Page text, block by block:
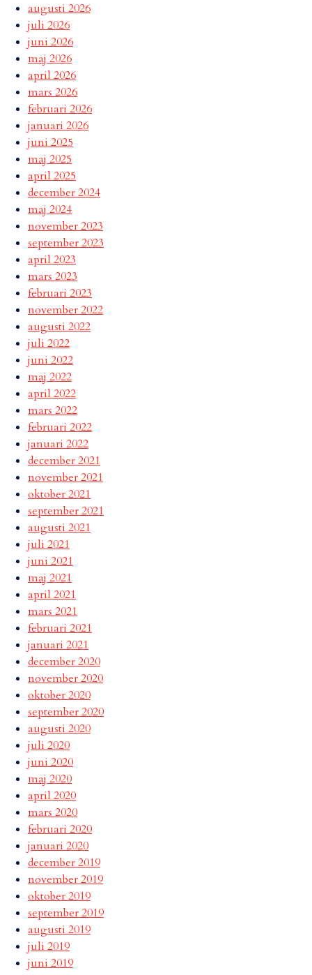
augusti 2026
juli 2026
juni 2026
maj 2026
april 2026
mars 2026
februari 2026
januari 2026
juni 2025
maj 2025
april 2025
december 2024
maj 2024
november 2023
september 2023
april 2023
mars 2023
februari 2023
november 2022
augusti 2022
juli 2022
juni 2022
maj 2022
april 2022
mars 2022
februari 2022
januari 2022
december 2021
november 2021
oktober 2021
september 2021
augusti 2021
juli 2021
juni 2021
maj 2021
april 2021
mars 2021
februari 2021
januari 2021
december 2020
november 2020
oktober 2020
september 2020
augusti 2020
juli 2020
juni 2020
maj 2020
april 2020
mars 2020
februari 2020
januari 2020
december 2019
november 2019
oktober 2019
september 2019
augusti 2019
juli 2019
juni 2019